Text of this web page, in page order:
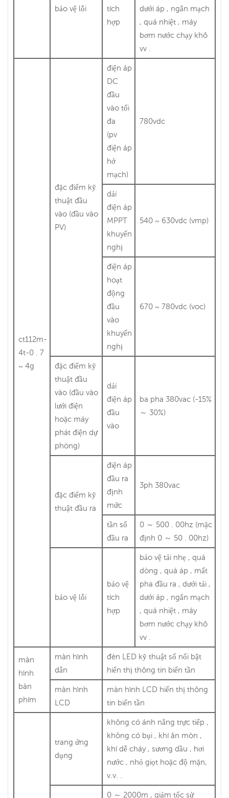
bảo vệ lỗi
tích
hợp
dưới áp , ngắn mạch
, quá nhiệt , máy
bơm nước chạy khô
vv .
ct112m-
4t-0 . 7
~ 4g
đặc điểm kỹ
thuật đầu
vào (đầu vào
PV)
điện áp
DC
đầu
vào tối
đa
(pv
điện áp
hở
mạch)
780vdc
dải
điện áp
MPPT
khuyến
nghị
540 ~ 630vdc (vmp)
điện áp
hoạt
động
đầu
vào
khuyến
nghị
670 ~ 780vdc (voc)
đặc điểm kỹ
thuật đầu
vào (đầu vào
lưới điện
hoặc máy
phát điện dự
phòng)
dải
điện áp
đầu
vào
ba pha 380vac (-15%
～ 30%)
đặc điểm kỹ
thuật đầu ra
điện áp
đầu ra
định
mức
3ph 380vac
tần số
đầu ra
0 ～ 500 . 00hz (mặc
định 0 ～ 50 . 00hz)
bảo vệ lỗi
bảo vệ
tích
hợp
bảo vệ tải nhẹ , quá
dòng , quá áp , mất
pha đầu ra , dưới tải ,
dưới áp , ngắn mạch
, quá nhiệt , máy
bơm nước chạy khô
vv .
màn
hình
bàn
phím
màn hình
dẫn
đèn LED kỹ thuật số nổi bật
hiển thị thông tin biến tần
màn hình
LCD
màn hình LCD hiển thị thông
tin biến tần
trang ứng
dụng
không có ánh nắng trực tiếp ,
không có bụi , khí ăn mòn ,
khí dễ cháy , sương dầu , hơi
nước , nhỏ giọt hoặc độ mặn,
v.v. .
0 ～ 2000m , giảm tốc sử